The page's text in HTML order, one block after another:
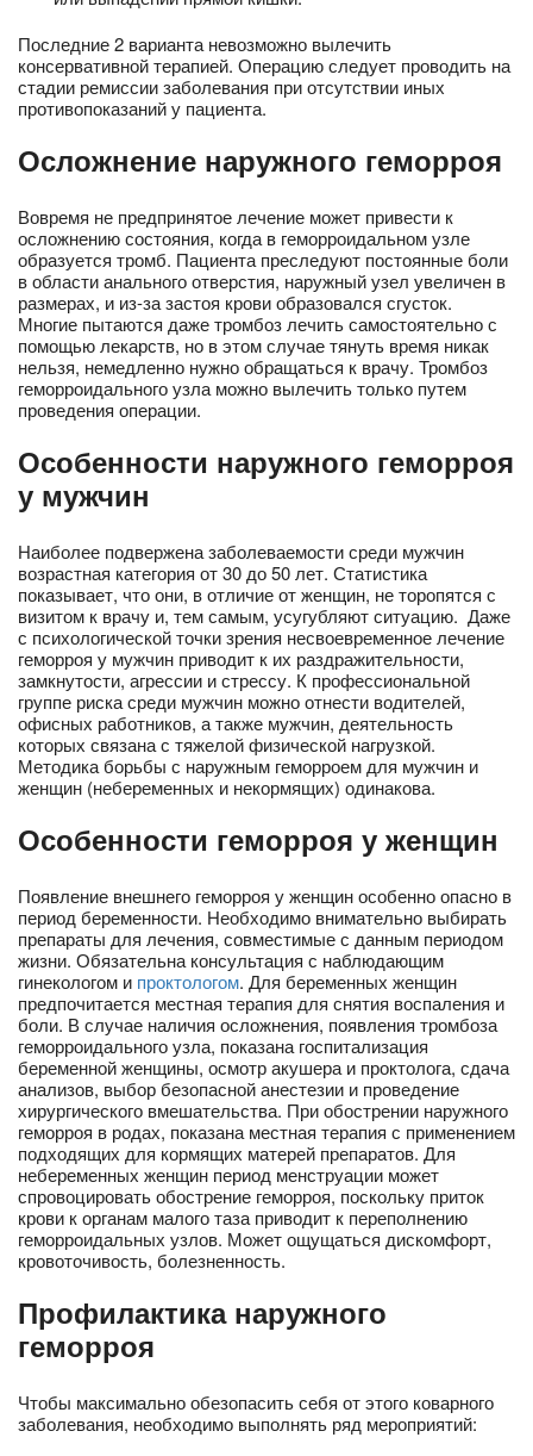
Последние 2 варианта невозможно вылечить
консервативной терапией. Операцию следует проводить на
стадии ремиссии заболевания при отсутствии иных
противопоказаний у пациента.
Осложнение наружного геморроя
Вовремя не предпринятое лечение может привести к
осложнению состояния, когда в геморроидальном узле
образуется тромб. Пациента преследуют постоянные боли
в области анального отверстия, наружный узел увеличен в
размерах, и из-за застоя крови образовался сгусток.
Многие пытаются даже тромбоз лечить самостоятельно с
помощью лекарств, но в этом случае тянуть время никак
нельзя, немедленно нужно обращаться к врачу. Тромбоз
геморроидального узла можно вылечить только путем
проведения операции.
Особенности наружного геморроя
у мужчин
Наиболее подвержена заболеваемости среди мужчин
возрастная категория от 30 до 50 лет. Статистика
показывает, что они, в отличие от женщин, не торопятся с
визитом к врачу и, тем самым, усугубляют ситуацию. Даже
с психологической точки зрения несвоевременное лечение
геморроя у мужчин приводит к их раздражительности,
замкнутости, агрессии и стрессу. К профессиональной
группе риска среди мужчин можно отнести водителей,
офисных работников, а также мужчин, деятельность
которых связана с тяжелой физической нагрузкой.
Методика борьбы с наружным геморроем для мужчин и
женщин (небеременных и некормящих) одинакова.
Особенности геморроя у женщин
Появление внешнего геморроя у женщин особенно опасно в
период беременности. Необходимо внимательно выбирать
препараты для лечения, совместимые с данным периодом
жизни. Обязательна консультация с наблюдающим
гинекологом и проктологом. Для беременных женщин
предпочитается местная терапия для снятия воспаления и
боли. В случае наличия осложнения, появления тромбоза
геморроидального узла, показана госпитализация
беременной женщины, осмотр акушера и проктолога, сдача
анализов, выбор безопасной анестезии и проведение
хирургического вмешательства. При обострении наружного
геморроя в родах, показана местная терапия с применением
подходящих для кормящих матерей препаратов. Для
небеременных женщин период менструации может
спровоцировать обострение геморроя, поскольку приток
крови к органам малого таза приводит к переполнению
геморроидальных узлов. Может ощущаться дискомфорт,
кровоточивость, болезненность.
Профилактика наружного
геморроя
Чтобы максимально обезопасить себя от этого коварного
заболевания, необходимо выполнять ряд мероприятий: